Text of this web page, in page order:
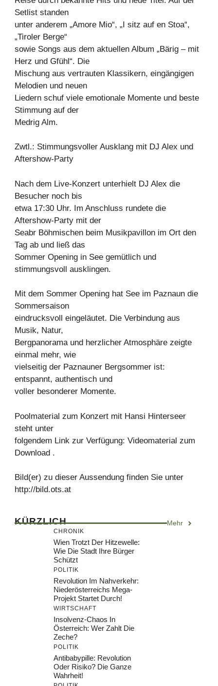
Setlist standen
unter anderem „Amore Mio“, „I sitz auf en Stoa“,
„Tiroler Berge“
sowie Songs aus dem aktuellen Album „Bärig – mit
Herz und Gfühl“. Die
Mischung aus vertrauten Klassikern, eingängigen
Melodien und neuen
Liedern schuf viele emotionale Momente und beste
Stimmung auf der
Medrig Alm.
Zwtl.: Stimmungsvoller Ausklang mit DJ Alex und
Aftershow-Party
Nach dem Live-Konzert unterhielt DJ Alex die
Besucher noch bis
etwa 17:30 Uhr. Im Anschluss rundete die
Aftershow-Party mit der
Seabr Böhmischen beim Musikpavillon im Ort den
Tag ab und ließ das
Sommer Opening in See gemütlich und
stimmungsvoll ausklingen.
Mit dem Sommer Opening hat See im Paznaun die
Sommersaison
eindrucksvoll eingeläutet. Die Verbindung aus
Musik, Natur,
Bergpanorama und herzlicher Atmosphäre zeigte
einmal mehr, wie
vielseitig der Paznauner Bergsommer ist:
entspannt, authentisch und
voller besonderer Momente.
Poolmaterial zum Konzert mit Hansi Hinterseer
steht unter
folgendem Link zur Verfügung: Videomaterial zum
Download .
Bild(er) zu dieser Aussendung finden Sie unter
http://bild.ots.at
KÜRZLICH Mehr
CHRONIK
Wien Trotzt Der Hitzewelle:
Wie Die Stadt Ihre Bürger
Schützt
POLITIK
Revolution Im Nahverkehr:
Niederösterreichs Mega-
Projekt Startet Durch!
WIRTSCHAFT
Insolvenz-Chaos In
Österreich: Wer Zahlt Die
Zeche?
POLITIK
Antibabypille: Revolution
Oder Risiko? Die Ganze
Wahrheit!